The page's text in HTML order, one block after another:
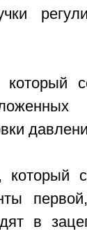
который
который
в